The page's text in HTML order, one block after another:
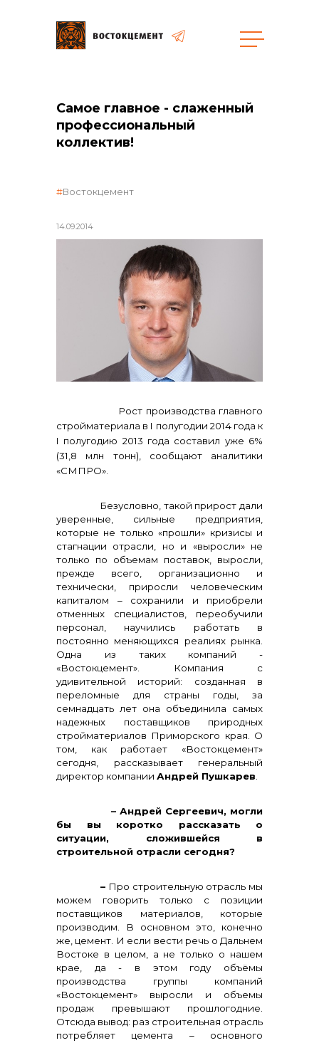
реализация неликвидов
контакты отдела закупок
Контакты
Самое главное - слаженный
профессиональный
коллектив!
14.09.2014
Востокцемент
Рост производства главного
стройматериала в I полугодии 2014 года к
I полугодию 2013 года составил уже 6%
(31,8 млн тонн), сообщают аналитики
«СМПРО».
Безусловно, такой прирост дали
уверенные, сильные предприятия,
которые не только «прошли» кризисы и
стагнации отрасли, но и «выросли» не
только по объемам поставок, выросли,
прежде всего, организационно и
технически, приросли человеческим
капиталом – сохранили и приобрели
отменных специалистов, переобучили
персонал, научились работать в
постоянно меняющихся реалиях рынка.
Одна из таких компаний -
«Востокцемент». Компания с
удивительной историй: созданная в
переломные для страны годы, за
семнадцать лет она объединила самых
надежных поставщиков природных
стройматериалов Приморского края. О
том, как работает «Востокцемент»
сегодня, рассказывает генеральный
директор компании Андрей Пушкарев
– Андрей Сергеевич, могли
бы вы коротко рассказать о
ситуации, сложившейся в
строительной отрасли сегодня?
– Про строительную отрасль мы
можем говорить только с позиции
поставщиков материалов, которые
производим. В основном это, конечно
же, цемент. И если вести речь о Дальнем
Востоке в целом, а не только о нашем
крае, да - в этом году объёмы
производства группы компаний
«Востокцемент» выросли и объемы
продаж превышают прошлогодние.
Отсюда вывод: раз строительная отрасль
потребляет цемента – основного